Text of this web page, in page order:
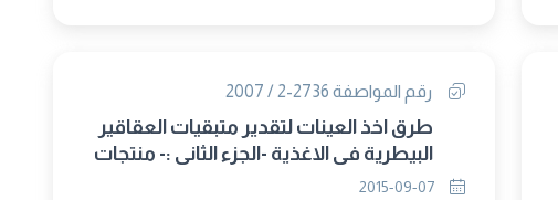
رقم المواصفة 2736-2 / 2007
طرق اخذ العينات لتقدير متبقيات العقاقير
البيطرية في الاغذية -الجزء الثانى :- منتجات
الاسماك والالبان و البيض (حل محلها